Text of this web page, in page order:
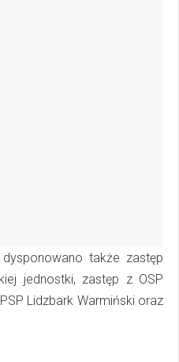
także zastęp
jednostki, zastęp z OSP
Lidzbark Warmiński oraz